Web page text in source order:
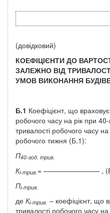
(довідковий)
КОЕФІЦІЄНТИ ДО
ЗАЛЕЖНО ВІД
УМОВ ВИКОНАННЯ
Б.1 Коефіцієнт, що
робочого часу на рік при
тривалості робочого часу
робочого тижня (Б.1):
П40-год. трив.
Кі-трив.= –––––––––––––– ,
Пі-трив.
де Кі-трив. – коефіцієнт, що
тривалості робочого часу